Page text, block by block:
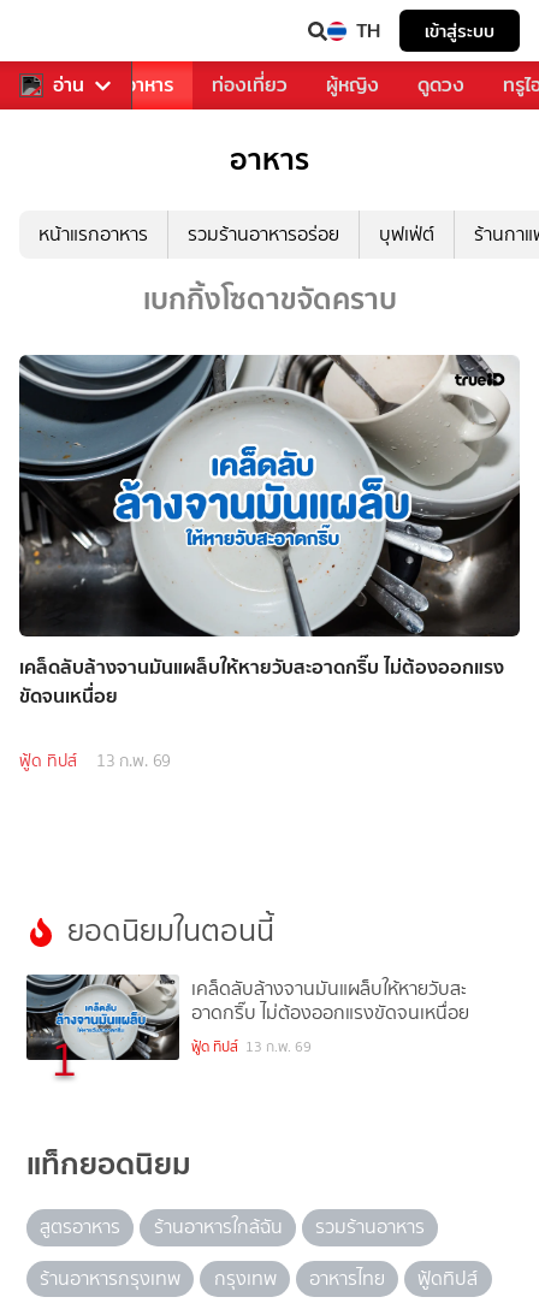
TH เข้าสู่ระบบ
อ่าน
การเพลง อาหาร ท่องเที่ยว ผู้หญิง ดูดวง ทรู
อาหาร
หน้าแรกอาหาร รวมร้านอาหารอร่อย บุฟเฟ่ต์ ร้านกา
เบกกิ้งโซดาขจัดคราบ
เคล็ดลับล้างจานมันแผล็บให้หายวับสะอาดกริ๊บ ไม่ต้องออกแรง
ขัดจนเหนื่อย
ฟู้ด ทิปส์ 13 ก.พ. 69
ยอดนิยมในตอนนี้
1
เคล็ดลับล้างจานมันแผล็บให้หายวับสะ
อาดกริ๊บ ไม่ต้องออกแรงขัดจนเหนื่อย
ฟู้ด ทิปส์ 13 ก.พ. 69
แท็กยอดนิยม
สูตรอาหาร ร้านอาหารใกล้ฉัน
รวมร้านอาหาร
ร้านอาหารกรุงเทพ
กรุงเทพ อาหารไทย
ฟู้ดทิปส์